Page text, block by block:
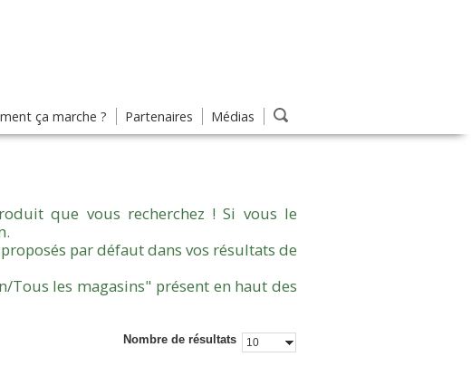
ça marche ? Partenaires Médias
que vous recherchez ! Si vous le
par défaut dans vos résultats de
les magasins" présent en haut des
Nombre de résultats 10